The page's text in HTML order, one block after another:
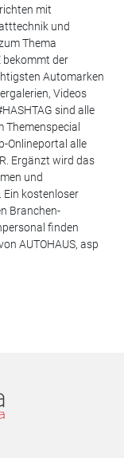
mit
und
Thema
bekommt der
Automarken
Videos
sind alle
Themenspecial
Onlineportal alle
Ergänzt wird das
und
kostenloser
Branchen-
finden
AUTOHAUS, asp